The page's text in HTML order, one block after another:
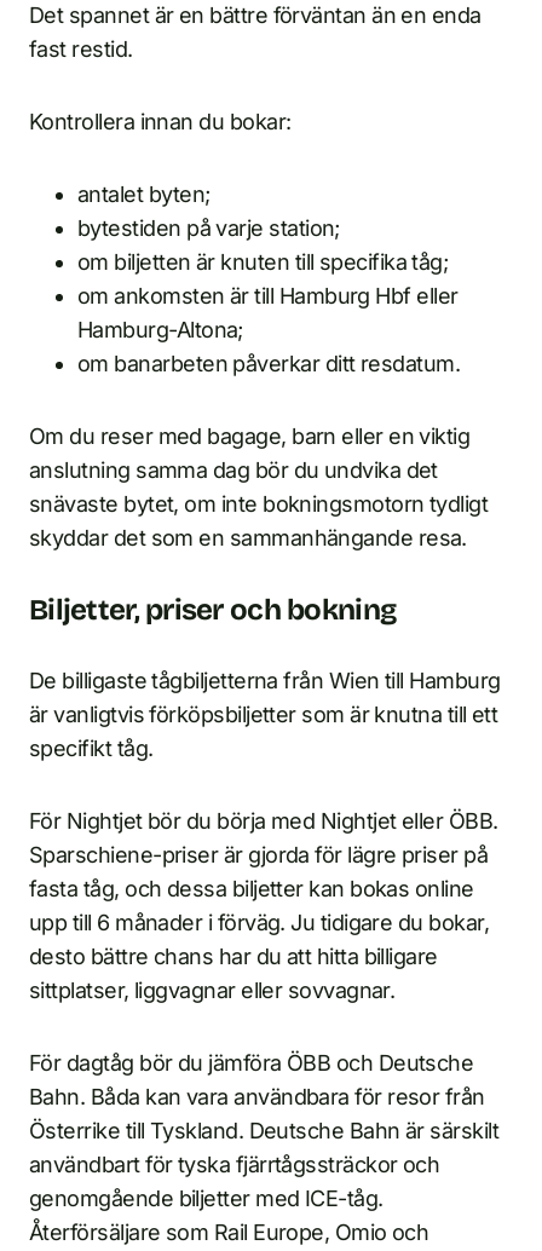
Det spannet är en bättre förväntan än en enda
fast restid.
Kontrollera innan du bokar:
antalet byten;
bytestiden på varje station;
om biljetten är knuten till specifika tåg;
om ankomsten är till Hamburg Hbf eller
Hamburg-Altona;
om banarbeten påverkar ditt resdatum.
Om du reser med bagage, barn eller en viktig
anslutning samma dag bör du undvika det
snävaste bytet, om inte bokningsmotorn tydligt
skyddar det som en sammanhängande resa.
Biljetter, priser och bokning
De billigaste tågbiljetterna från Wien till Hamburg
är vanligtvis förköpsbiljetter som är knutna till ett
specifikt tåg.
För Nightjet bör du börja med Nightjet eller ÖBB.
Sparschiene-priser är gjorda för lägre priser på
fasta tåg, och dessa biljetter kan bokas online
upp till 6 månader i förväg. Ju tidigare du bokar,
desto bättre chans har du att hitta billigare
sittplatser, liggvagnar eller sovvagnar.
För dagtåg bör du jämföra ÖBB och Deutsche
Bahn. Båda kan vara användbara för resor från
Österrike till Tyskland. Deutsche Bahn är särskilt
användbart för tyska fjärrtågssträckor och
genomgående biljetter med ICE-tåg.
Återförsäljare som Rail Europe, Omio och